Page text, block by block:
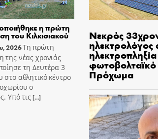
η πρώτη
του Κιλκισιακού
2026Τη πρώτη
της νέας χρονιάς
τη Δευτέρα 3
στο αθλητικό κέντρο
ο
Υπό τις[…]
Νεκρός
ηλεκτρολόγος
Πρόχωμα